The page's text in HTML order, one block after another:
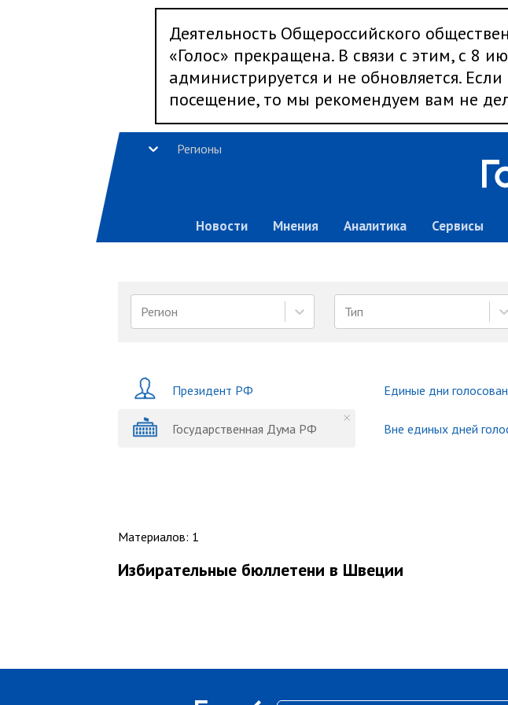
Деятельность Общероссийского
«Голос» прекращена. В связи с этим, с 8
администрируется и не обновляется.
посещение, то мы рекомендуем вам не
Регионы
Новости Мнения Аналитика Сервисы
Регион Тип
Президент РФ
Государственная Дума РФ
Единые дни
Вне единых дней
Материалов: 1
Избирательные бюллетени в Швеции